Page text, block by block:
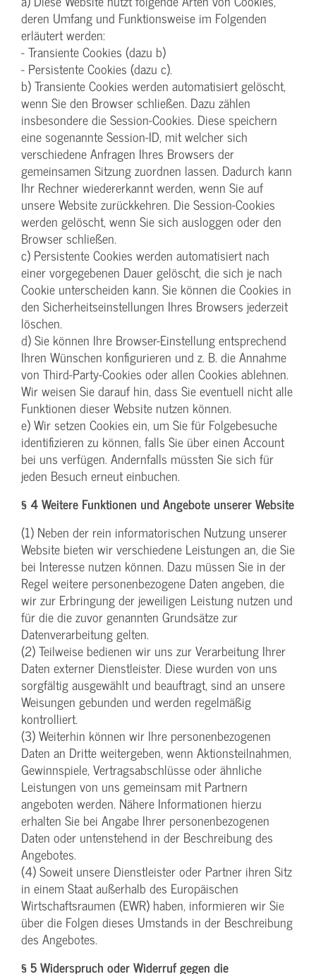
deren Umfang und Funktionsweise im Folgenden
erläutert werden:
- Transiente Cookies (dazu b)
- Persistente Cookies (dazu c).
b) Transiente Cookies werden automatisiert gelöscht,
wenn Sie den Browser schließen. Dazu zählen
insbesondere die Session-Cookies. Diese speichern
eine sogenannte Session-ID, mit welcher sich
verschiedene Anfragen Ihres Browsers der
gemeinsamen Sitzung zuordnen lassen. Dadurch kann
Ihr Rechner wiedererkannt werden, wenn Sie auf
unsere Website zurückkehren. Die Session-Cookies
werden gelöscht, wenn Sie sich ausloggen oder den
Browser schließen.
c) Persistente Cookies werden automatisiert nach
einer vorgegebenen Dauer gelöscht, die sich je nach
Cookie unterscheiden kann. Sie können die Cookies in
den Sicherheitseinstellungen Ihres Browsers jederzeit
löschen.
d) Sie können Ihre Browser-Einstellung entsprechend
Ihren Wünschen konfigurieren und z. B. die Annahme
von Third-Party-Cookies oder allen Cookies ablehnen.
Wir weisen Sie darauf hin, dass Sie eventuell nicht alle
Funktionen dieser Website nutzen können.
e) Wir setzen Cookies ein, um Sie für Folgebesuche
identifizieren zu können, falls Sie über einen Account
bei uns verfügen. Andernfalls müssten Sie sich für
jeden Besuch erneut einbuchen.
§ 4 Weitere Funktionen und Angebote unserer Website
(1) Neben der rein informatorischen Nutzung unserer
Website bieten wir verschiedene Leistungen an, die Sie
bei Interesse nutzen können. Dazu müssen Sie in der
Regel weitere personenbezogene Daten angeben, die
wir zur Erbringung der jeweiligen Leistung nutzen und
für die die zuvor genannten Grundsätze zur
Datenverarbeitung gelten.
(2) Teilweise bedienen wir uns zur Verarbeitung Ihrer
Daten externer Dienstleister. Diese wurden von uns
sorgfältig ausgewählt und beauftragt, sind an unsere
Weisungen gebunden und werden regelmäßig
kontrolliert.
(3) Weiterhin können wir Ihre personenbezogenen
Daten an Dritte weitergeben, wenn Aktionsteilnahmen,
Gewinnspiele, Vertragsabschlüsse oder ähnliche
Leistungen von uns gemeinsam mit Partnern
angeboten werden. Nähere Informationen hierzu
erhalten Sie bei Angabe Ihrer personenbezogenen
Daten oder untenstehend in der Beschreibung des
Angebotes.
(4) Soweit unsere Dienstleister oder Partner ihren Sitz
in einem Staat außerhalb des Europäischen
Wirtschaftsraumen (EWR) haben, informieren wir Sie
über die Folgen dieses Umstands in der Beschreibung
des Angebotes.
§ 5 Widerspruch oder Widerruf gegen die